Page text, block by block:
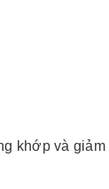
khớp và